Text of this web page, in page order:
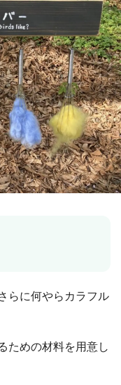
らに何やらカラフル
ための材料を用意し